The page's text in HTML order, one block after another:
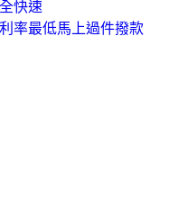
快速
率最低馬上過件撥款